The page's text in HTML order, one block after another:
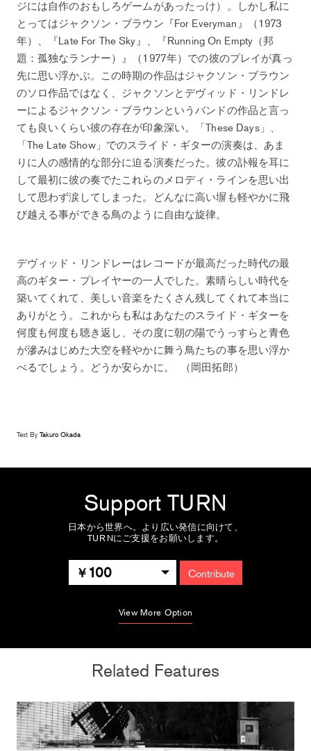
ジには自作のおもしろゲームがあったっけ）。しかし私に
とってはジャクソン・ブラウン『For Everyman』（1973
年）、『Late For The Sky』、『Running On Empty（邦
題：孤独なランナー）』（1977年）での彼のプレイが真っ
先に思い浮かぶ。この時期の作品はジャクソン・ブラウン
のソロ作品ではなく、ジャクソンとデヴィッド・リンドレ
ーによるジャクソン・ブラウンというバンドの作品と言っ
ても良いくらい彼の存在が印象深い。「These Days」、
「The Late Show」でのスライド・ギターの演奏は、あま
りに人の感情的な部分に迫る演奏だった。彼の訃報を耳に
して最初に彼の奏でたこれらのメロディ・ラインを思い出
して思わず涙してしまった。どんなに高い塀も軽やかに飛
び越える事ができる鳥のように自由な旋律。
デヴィッド・リンドレーはレコードが最高だった時代の最
高のギター・プレイヤーの一人でした。素晴らしい時代を
築いてくれて、美しい音楽をたくさん残してくれて本当に
ありがとう。これからも私はあなたのスライド・ギターを
何度も何度も聴き返し、その度に朝の陽でうっすらと青色
が滲みはじめた大空を軽やかに舞う鳥たちの事を思い浮か
べるでしょう。どうか安らかに。 （岡田拓郎）
Text By Takuro Okada
Support TURN
日本から世界へ。より広い発信に向けて、
TURNにご支援をお願いします。
100 Contribute
View More Option
Related Features